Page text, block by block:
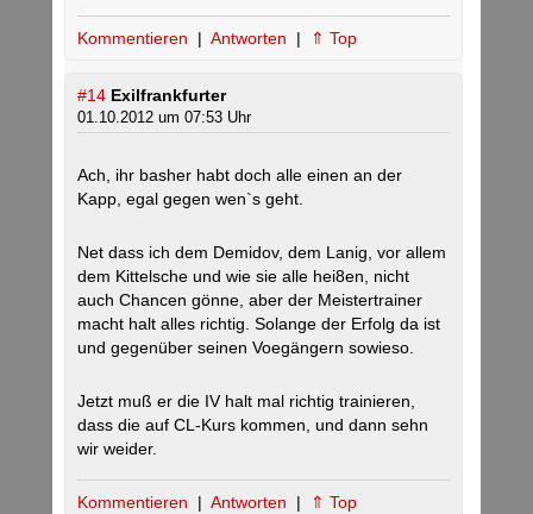
Kommentieren | Antworten | ⇑ Top
#14 Exilfrankfurter
01.10.2012 um 07:53 Uhr
Ach, ihr basher habt doch alle einen an der
Kapp, egal gegen wen`s geht.
Net dass ich dem Demidov, dem Lanig, vor allem
dem Kittelsche und wie sie alle hei8en, nicht
auch Chancen gönne, aber der Meistertrainer
macht halt alles richtig. Solange der Erfolg da ist
und gegenüber seinen Voegängern sowieso.
Jetzt muß er die IV halt mal richtig trainieren,
dass die auf CL-Kurs kommen, und dann sehn
wir weider.
Kommentieren | Antworten | ⇑ Top